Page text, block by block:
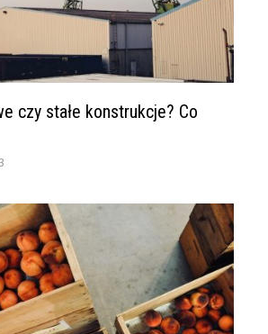
czy stałe konstrukcje? Co